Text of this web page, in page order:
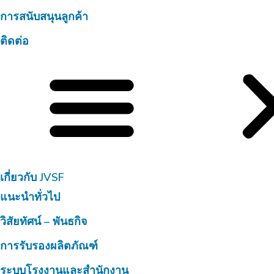
การสนับสนุนลูกค้า
ติดต่อ
เกี่ยวกับ JVSF
แนะนำทั่วไป
วิสัยทัศน์ – พันธกิจ
การรับรองผลิตภัณฑ์
ระบบโรงงานและสำนักงาน